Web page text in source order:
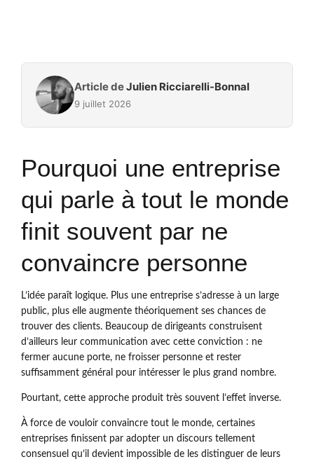
Article deJulien Ricciarelli-Bonnal
9 juillet 2026
Pourquoi une entreprise
qui parle à tout le monde
finit souvent par ne
convaincre personne
L’idée paraît logique. Plus une entreprise s’adresse à un large
public, plus elle augmente théoriquement ses chances de
trouver des clients. Beaucoup de dirigeants construisent
d’ailleurs leur communication avec cette conviction : ne
fermer aucune porte, ne froisser personne et rester
suffisamment général pour intéresser le plus grand nombre.
Pourtant, cette approche produit très souvent l’effet inverse.
À force de vouloir convaincre tout le monde, certaines
entreprises finissent par adopter un discours tellement
consensuel qu’il devient impossible de les distinguer de leurs